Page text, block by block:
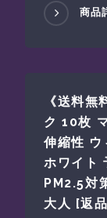
商品
《送料
ク 10枚
伸縮性 ウ
ホワイト
PM2.5対
大人 [返